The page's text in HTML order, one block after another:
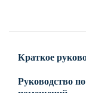
Краткое
Руководство